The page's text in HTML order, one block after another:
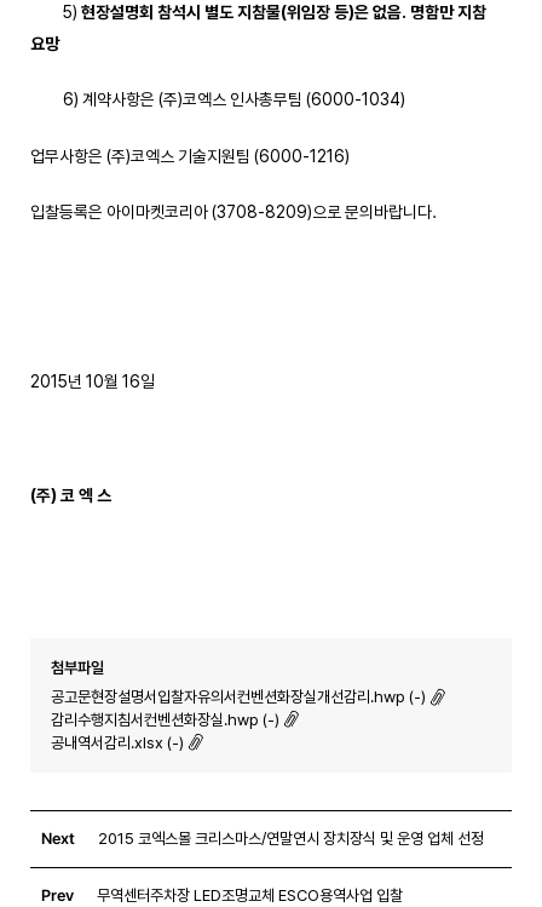
5) 현장설명회 참석시 별도 지참물(위임장 등)은 없음. 명함만 지참
요망
6) 계약사항은 (주)코엑스 인사총무팀 (6000-1034)
업무사항은 (주)코엑스 기술지원팀 (6000-1216)
입찰등록은 아이마켓코리아 (3708-8209)으로 문의바랍니다.
2015년 10월 16일
(주) 코 엑 스
첨부파일
공고문현장설명서입찰자유의서컨벤션화장실개선감리.hwp (-)
감리수행지침서컨벤션화장실.hwp (-)
공내역서감리.xlsx (-)
Next 2015 코엑스몰 크리스마스/연말연시 장치장식 및 운영 업체 선정
Prev 무역센터주차장 LED조명교체 ESCO용역사업 입찰